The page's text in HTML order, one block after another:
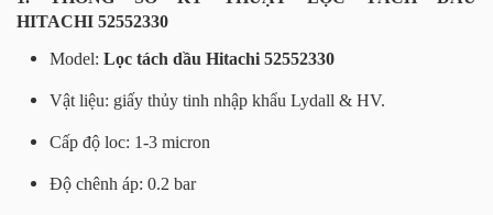
HITACHI 52552330
Model: Lọc tách dầu Hitachi 52552330
Vật liệu: giấy thủy tinh nhập khẩu Lydall & HV.
Cấp độ loc: 1-3 micron
Độ chênh áp: 0.2 bar